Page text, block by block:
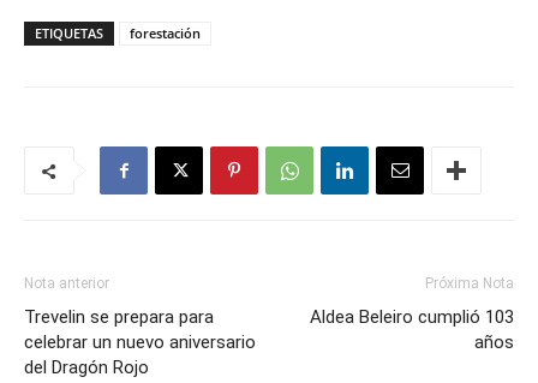
ETIQUETAS forestación
Nota anterior
Trevelin se prepara para
celebrar un nuevo aniversario
del Dragón Rojo
Próxima Nota
Aldea Beleiro cumplió 103
años